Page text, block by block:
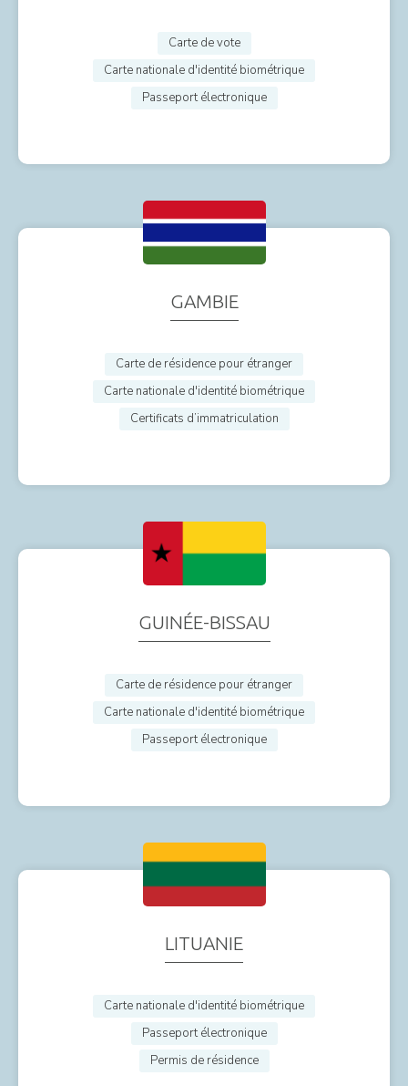
Carte de vote
Carte nationale d'identité biométrique
Passeport électronique
GAMBIE
Carte de résidence pour étranger
Carte nationale d'identité biométrique
Certificats d’immatriculation
GUINÉE-BISSAU
Carte de résidence pour étranger
Carte nationale d'identité biométrique
Passeport électronique
LITUANIE
Carte nationale d'identité biométrique
Passeport électronique
Permis de résidence